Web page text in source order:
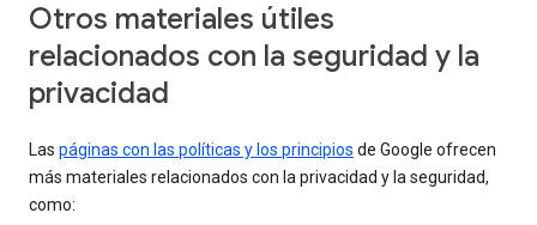
Otros materiales útiles
relacionados con la seguridad y la
privacidad
Las páginas con las políticas y los principios de Google ofrecen
más materiales relacionados con la privacidad y la seguridad,
como: